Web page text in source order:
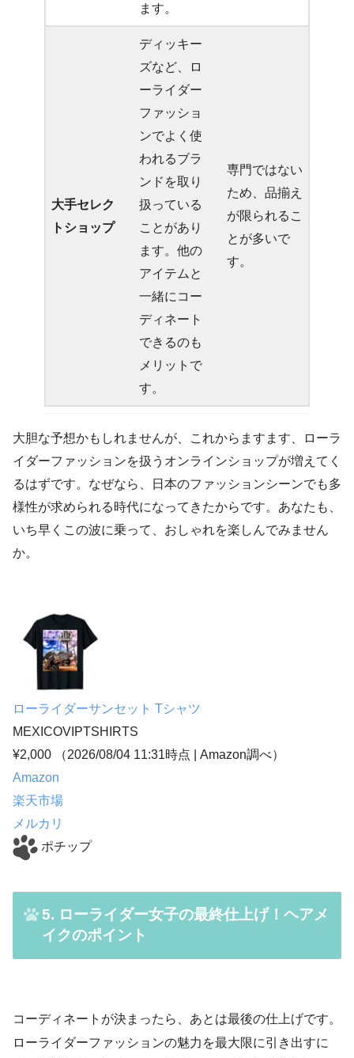
ます。
大手セレク
トショップ
ディッキー
ズなど、ロ
ーライダー
ファッショ
ンでよく使
われるブラ
ンドを取り
扱っている
ことがあり
ます。他の
アイテムと
一緒にコー
ディネート
できるのも
メリットで
す。
専門ではない
ため、品揃え
が限られるこ
とが多いで
す。
大胆な予想かもしれませんが、これからますます、ローラ
イダーファッションを扱うオンラインショップが増えてく
るはずです。なぜなら、日本のファッションシーンでも多
様性が求められる時代になってきたからです。あなたも、
いち早くこの波に乗って、おしゃれを楽しんでみません
か。
ローライダーサンセット Tシャツ
MEXICOVIPTSHIRTS
¥2,000
（2026/08/04 11:31時点 | Amazon調べ）
Amazon
楽天市場
メルカリ
ポチップ
5. ローライダー女子の最終仕上げ！ヘアメ
イクのポイント
コーディネートが決まったら、あとは最後の仕上げです。
ローライダーファッションの魅力を最大限に引き出すに